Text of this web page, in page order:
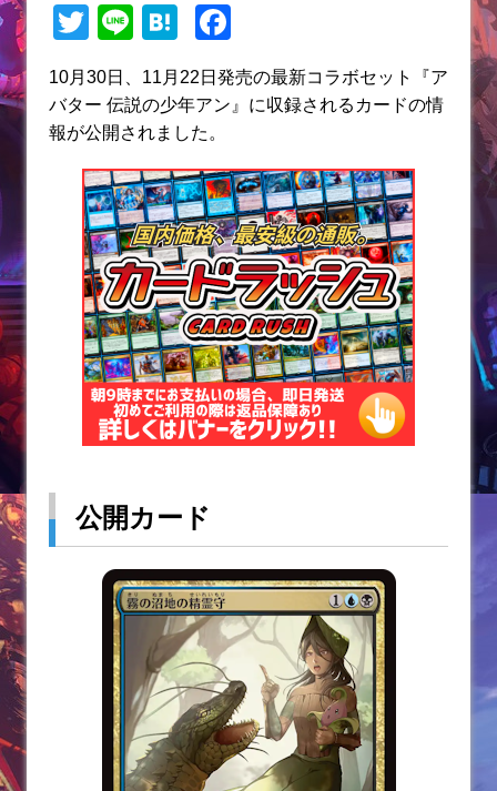
T
itt
er
Li
e
H
e
n
a
a
c
b
o
o
k
10月30日、11月22日発売の最新コラボセット『ア
バター 伝説の少年アン』に収録されるカードの情
報が公開されました。
公開カード